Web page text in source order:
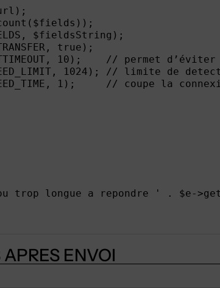
$fieldsString);
true);
10);    // permet
1024); // limite de
1);     // coupe la
trop longue a repondre ' . $e-
ENVOI